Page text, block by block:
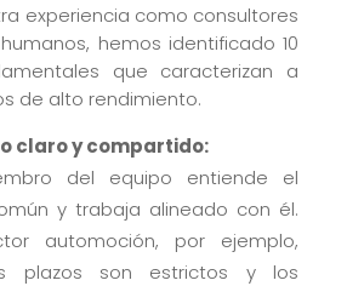
experiencia como consultores
hemos identificado 10
que caracterizan a
de alto rendimiento.
claro y compartido:
del equipo entiende el
y trabaja alineado con él.
automoción, por ejemplo,
plazos son estrictos y los